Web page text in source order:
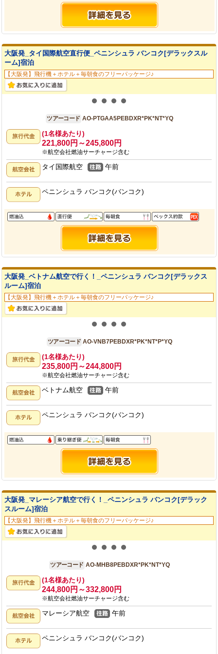
大阪発_タイ国際航空直行便_ペニンシュラ バンコク[デラックスル
ーム]宿泊
【大阪発】飛行機＋ホテル＋毎朝食のフリーパッケージ♪
ツアーコード AO-PTGAA5PEBDXR*PK*NT*YQ
(1名様あたり)
221,800円～245,800円
※航空会社燃油サーチャージ含む
タイ国際航空 午前
ペニンシュラ バンコク(バンコク)
大阪発_ベトナム航空で行く！_ペニンシュラ バンコク[デラックス
ルーム]宿泊
【大阪発】飛行機＋ホテル＋毎朝食のフリーパッケージ♪
ツアーコード AO-VNB7PEBDXR*PK*NT*P*YQ
(1名様あたり)
235,800円～244,800円
※航空会社燃油サーチャージ含む
ベトナム航空 午前
ペニンシュラ バンコク(バンコク)
大阪発_マレーシア航空で行く！_ペニンシュラ バンコク[デラック
スルーム]宿泊
【大阪発】飛行機＋ホテル＋毎朝食のフリーパッケージ♪
ツアーコード AO-MHB8PEBDXR*PK*NT*YQ
(1名様あたり)
244,800円～332,800円
※航空会社燃油サーチャージ含む
マレーシア航空 午前
ペニンシュラ バンコク(バンコク)